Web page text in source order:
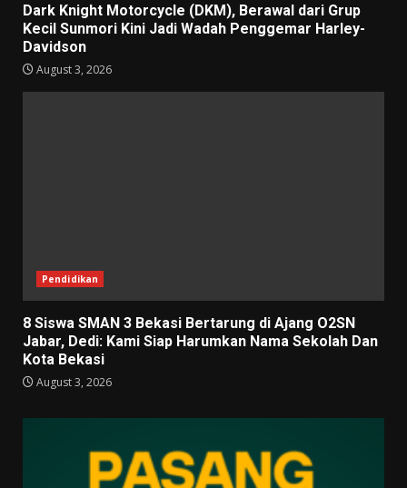
Dark Knight Motorcycle (DKM), Berawal dari Grup
Kecil Sunmori Kini Jadi Wadah Penggemar Harley-
Davidson
August 3, 2026
Pendidikan
8 Siswa SMAN 3 Bekasi Bertarung di Ajang O2SN
Jabar, Dedi: Kami Siap Harumkan Nama Sekolah Dan
Kota Bekasi
August 3, 2026